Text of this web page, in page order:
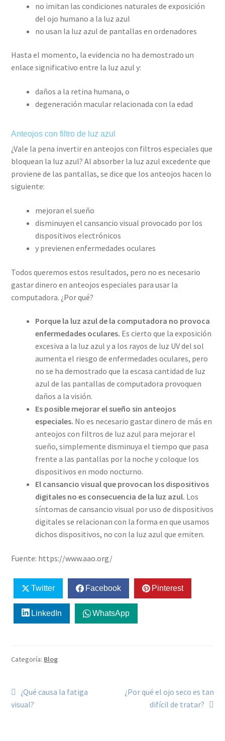
no imitan las condiciones naturales de exposición
del ojo humano a la luz azul
no usan la luz azul de pantallas en ordenadores
Hasta el momento, la evidencia no ha demostrado un
enlace significativo entre la luz azul y:
daños a la retina humana, o
degeneración macular relacionada con la edad
Anteojos con filtro de luz azul
¿Vale la pena invertir en anteojos con filtros especiales que
bloquean la luz azul? Al absorber la luz azul excedente que
proviene de las pantallas, se dice que los anteojos hacen lo
siguiente:
mejoran el sueño
disminuyen el cansancio visual provocado por los
dispositivos electrónicos
y previenen enfermedades oculares
Todos queremos estos resultados, pero no es necesario
gastar dinero en anteojos especiales para usar la
computadora. ¿Por qué?
Porque la luz azul de la computadora no provoca
enfermedades oculares. Es cierto que la exposición
excesiva a la luz azul y a los rayos de luz UV del sol
aumenta el riesgo de enfermedades oculares, pero
no se ha demostrado que la escasa cantidad de luz
azul de las pantallas de computadora provoquen
daños a la visión.
Es posible mejorar el sueño sin anteojos
especiales. No es necesario gastar dinero de más en
anteojos con filtros de luz azul para mejorar el
sueño, simplemente disminuya el tiempo que pasa
frente a las pantallas por la noche y coloque los
dispositivos en modo nocturno.
El cansancio visual que provocan los dispositivos
digitales no es consecuencia de la luz azul. Los
síntomas de cansancio visual por uso de dispositivos
digitales se relacionan con la forma en que usamos
dichos dispositivos, no con la luz azul que emiten.
Fuente: https://www.aao.org/
Twitter Facebook Pinterest
LinkedIn WhatsApp
Categoría: Blog
¿Qué causa la fatiga
visual?
¿Por qué el ojo seco es tan
difícil de tratar?